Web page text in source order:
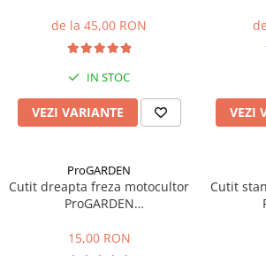
Mobilier gradina
Depozitare gradina
Gratare si accesorii
Piscine
Echipamente curatenie
Aspiratoare
Freze de zapada
Suflante & Aspiratoare frunze
de la 45,00 RON
IN STOC
VEZI VARIANTE VEZI
ProGARDEN
Cutit dreapta freza motocultor
ProGARDEN
40 mm, prindere 70 x 11 mm
15,00 RON
Cutit
40 mm,